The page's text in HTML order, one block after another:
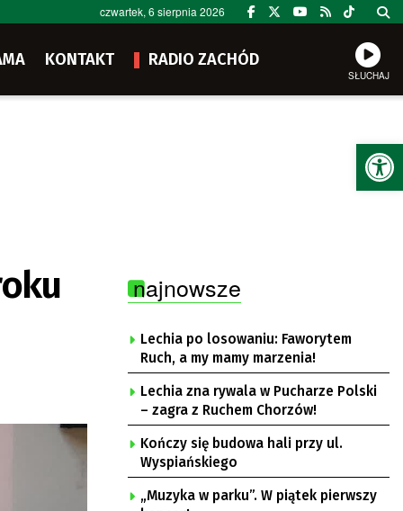
czwartek, 6 sierpnia 2026
KONTAKT RADIO ZACHÓD
SŁUCHAJ
najnowsze
Lechia po losowaniu: Faworytem
Ruch, a my mamy marzenia!
Lechia zna rywala w Pucharze Polski
– zagra z Ruchem Chorzów!
Kończy się budowa hali przy ul.
Wyspiańskiego
„Muzyka w parku”. W piątek pierwszy